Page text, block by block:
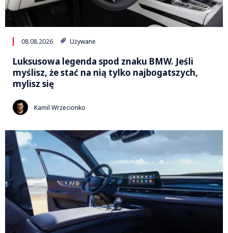
08.08.2026 Używane
Luksusowa legenda spod znaku BMW. Jeśli
myślisz, że stać na nią tylko najbogatszych,
mylisz się
Kamil Wrzecionko